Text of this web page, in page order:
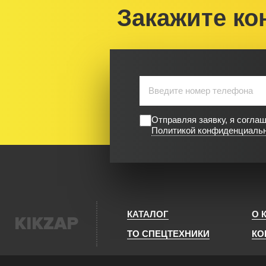
Закажите
Отправляя заявку, я
Политикой
KIKZAP КАТАЛОГ
О
ТО СПЕЦТЕХНИКИ